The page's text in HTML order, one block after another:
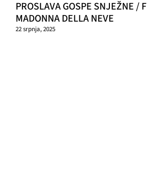
PROSLAVA GOSPE SNJEŽNE /
MADONNA DELLA NEVE
22 srpnja, 2025